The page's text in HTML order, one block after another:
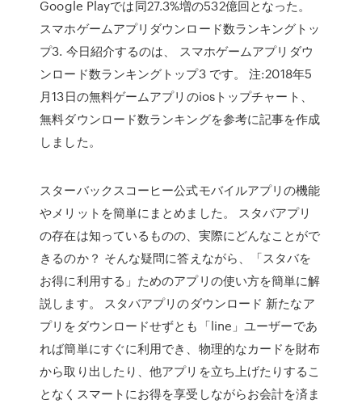
Google Playでは同27.3%増の532億回となった。
スマホゲームアプリダウンロード数ランキングトッ
プ3. 今日紹介するのは、 スマホゲームアプリダウ
ンロード数ランキングトップ3 です。 注:2018年5
月13日の無料ゲームアプリのiosトップチャート、
無料ダウンロード数ランキングを参考に記事を作成
しました。
スターバックスコーヒー公式モバイルアプリの機能
やメリットを簡単にまとめました。 スタバアプリ
の存在は知っているものの、実際にどんなことがで
きるのか？ そんな疑問に答えながら、「スタバを
お得に利用する」ためのアプリの使い方を簡単に解
説します。 スタバアプリのダウンロード 新たなア
プリをダウンロードせずとも「line」ユーザーであ
れば簡単にすぐに利用でき、物理的なカードを財布
から取り出したり、他アプリを立ち上げたりするこ
となくスマートにお得を享受しながらお会計を済ま